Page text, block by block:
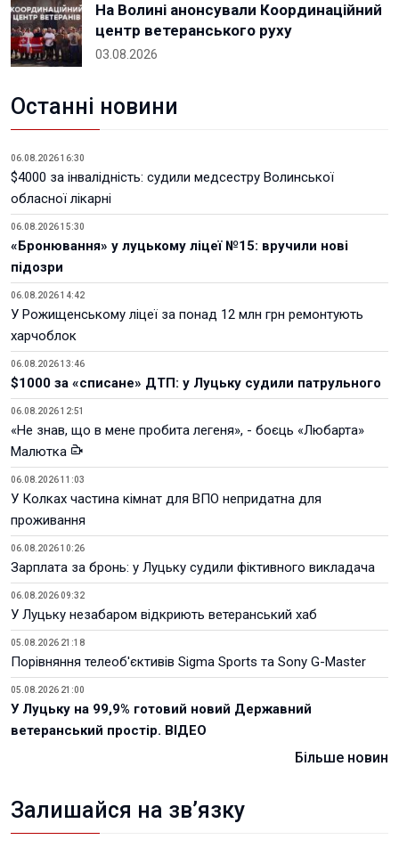
На Волині анонсували Координаційний
центр ветеранського руху
03.08.2026
Останні новини
06.08.2026 16:30
$4000 за інвалідність: судили медсестру Волинської
обласної лікарні
06.08.2026 15:30
«Бронювання» у луцькому ліцеї №15: вручили нові
підозри
06.08.2026 14:42
У Рожищенському ліцеї за понад 12 млн грн ремонтують
харчоблок
06.08.2026 13:46
$1000 за «списане» ДТП: у Луцьку судили патрульного
06.08.2026 12:51
«Не знав, що в мене пробита легеня», - боєць «Любарта»
Малютка
06.08.2026 11:03
У Колках частина кімнат для ВПО непридатна для
проживання
06.08.2026 10:26
Зарплата за бронь: у Луцьку судили фіктивного викладача
06.08.2026 09:32
У Луцьку незабаром відкриють ветеранський хаб
05.08.2026 21:18
Порівняння телеоб'єктивів Sigma Sports та Sony G-Master
05.08.2026 21:00
У Луцьку на 99,9% готовий новий Державний
ветеранський простір. ВІДЕО
Більше новин
Залишайся на зв’язку